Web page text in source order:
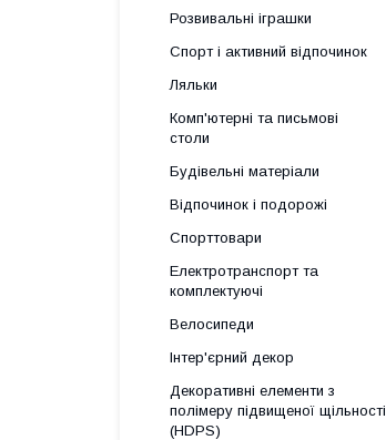
Розвивальні іграшки
Спорт і активний відпочинок
Ляльки
Комп'ютерні та письмові
столи
Будівельні матеріали
Відпочинок і подорожі
Спорттовари
Електротранспорт та
комплектуючі
Велосипеди
Інтер'єрний декор
Декоративні елементи з
полімеру підвищеної щільності
(HDPS)